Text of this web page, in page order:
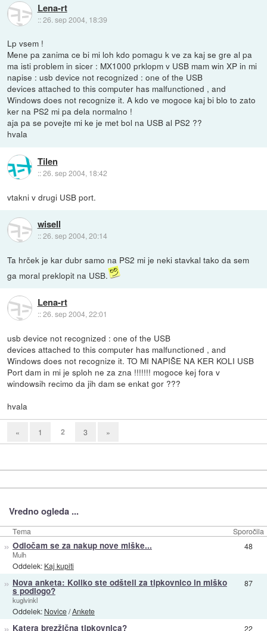
Lena-rt
::26. sep 2004, 18:39
Lp vsem !
Mene pa zanima ce bi mi loh kdo pomagu k ve za kaj se gre al pa
ma isti problem in sicer : MX1000 prklopm v USB mam win XP in mi
napise : usb device not recognized : one of the USB
devices attached to this computer has malfunctioned , and
Windows does not recognize it. A kdo ve mogoce kaj bi blo to zato
ker na PS2 mi pa dela normalno !
aja pa se povejte mi ke je met bol na USB al PS2 ??
hvala
Tilen
::26. sep 2004, 18:42
vtakni v drugi USB port.
wisell
::26. sep 2004, 20:14
Ta hrček je kar dubr samo na PS2 mi je neki stavkal tako da sem
ga moral preklopit na USB.
Lena-rt
::26. sep 2004, 22:01
usb device not recognized : one of the USB
devices attached to this computer has malfunctioned , and
Windows does not recognize it. TO MI NAPIŠE NA KER KOLI USB
Port dam in mi je sploh ne za zna !!!!!!! mogoce kej fora v
windowsih recimo da jih dam se enkat gor ???
hvala
« 1 2 3 »
Vredno ogleda ...
Tema Sporočila
» Odločam se za nakup nove miške...
Mulh
Oddelek: Kaj kupiti
48
» Nova anketa: Koliko ste odšteli za tipkovnico in miško
s podlogo?
kuglvinkl
Oddelek: Novice/Ankete
87
» Katera brezžična tipkovnica? 22